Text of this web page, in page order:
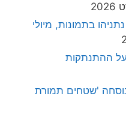
בתמונות, מיולי
ההתנתקות
'שטחים תמורת